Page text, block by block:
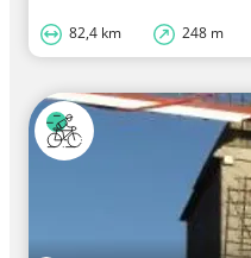
82,4 km 248 m